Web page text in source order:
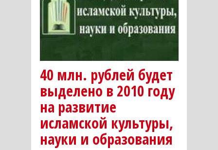
40 млн. рублей будет
выделено в 2010 году
на развитие
исламской культуры,
науки и образования